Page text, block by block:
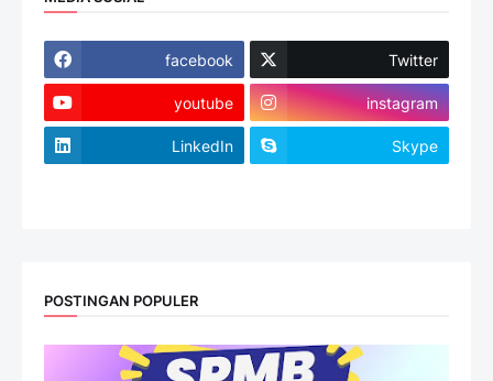
facebook Twitter
youtube instagram
LinkedIn Skype
POSTINGAN POPULER